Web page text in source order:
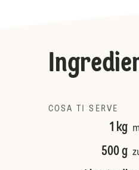
COSA TI SERVE
1 kg
500 g